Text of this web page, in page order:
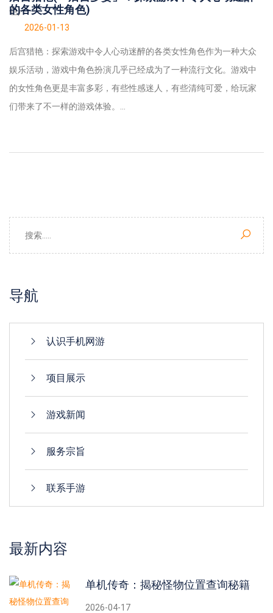
的各类女性角色)
2026-01-13
后宫猎艳：探索游戏中令人心动迷醉的各类女性角色作为一种大众
娱乐活动，游戏中角色扮演几乎已经成为了一种流行文化。游戏中
的女性角色更是丰富多彩，有些性感迷人，有些清纯可爱，给玩家
们带来了不一样的游戏体验。...
导航
认识手机网游
项目展示
游戏新闻
服务宗旨
联系手游
最新内容
单机传奇：揭秘怪物位置查询秘籍
2026-04-17